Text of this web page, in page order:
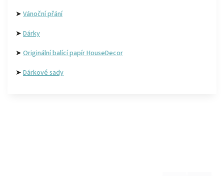
➤ Vánoční přání
➤ Dárky
➤ Originální balící papír HouseDecor
➤ Dárkové sady